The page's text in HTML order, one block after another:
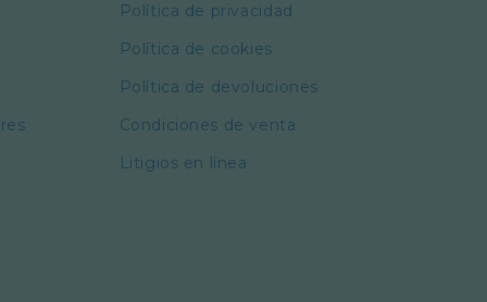
Política de privacidad
Política de cookies
Política de devoluciones
Condiciones de venta
Litigios en línea